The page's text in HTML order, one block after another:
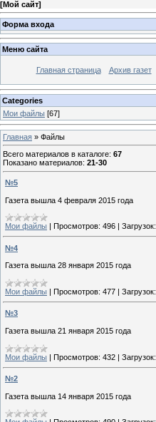
[Мой сайт]
Форма входа
Меню сайта
Главная страница Архив газет
Categories
Мои файлы [67]
Главная » Файлы
Всего материалов в каталоге: 67
Показано материалов: 21-30
№5
Газета вышла 4 февраля 2015 года
Мои файлы Просмотров: 496 Загрузок:
№4
Газета вышла 28 января 2015 года
Мои файлы | Просмотров: 477 | Загрузок:
№3
Газета вышла 21 января 2015 года
Мои файлы | Просмотров: 432 | Загрузок:
№2
Газета вышла 14 января 2015 года